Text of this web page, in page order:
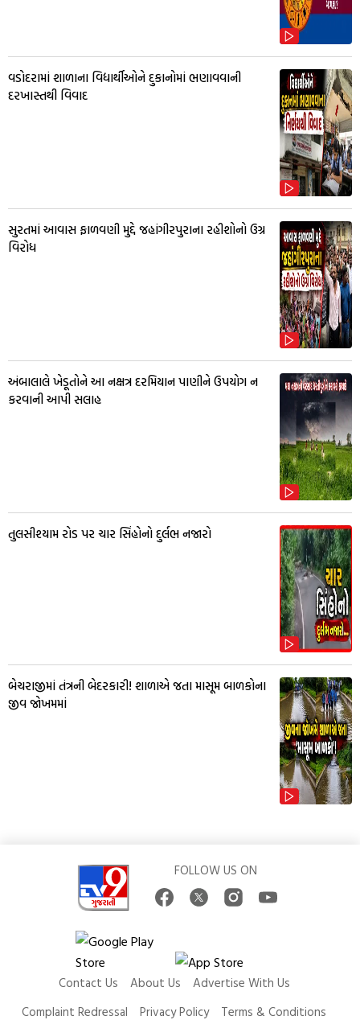
વડોદરામાં શાળાના વિદ્યાર્થીઓને દુકાનોમાં ભણાવવાની
દરખાસ્તથી વિવાદ
સુરતમાં આવાસ ફાળવણી મુદ્દે જહાંગીરપુરાના રહીશોનો ઉગ્ર
વિરોધ
અંબાલાલે ખેડૂતોને આ નક્ષત્ર દરમિયાન પાણીને ઉપયોગ ન
કરવાની આપી સલાહ
તુલસીશ્યામ રોડ પર ચાર સિંહોનો દુર્લભ નજારો
બેચરાજીમાં તંત્રની બેદરકારી! શાળાએ જતા માસૂમ બાળકોના
જીવ જોખમમાં
FOLLOW US ON
Contact Us About Us
Advertise With Us
Complaint Redressal
Privacy Policy Terms & Conditions